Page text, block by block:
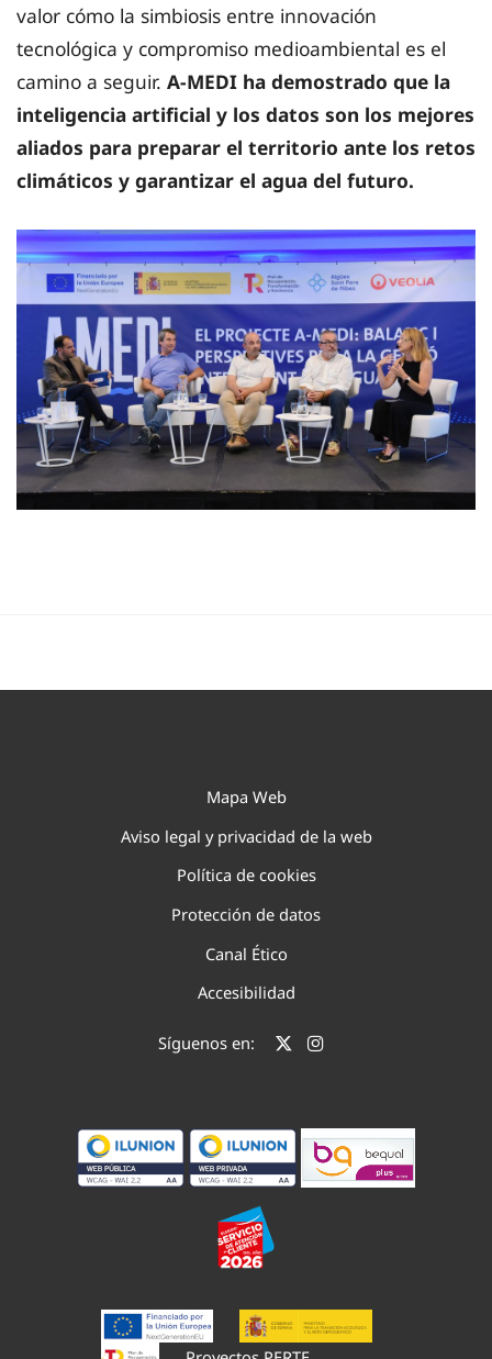
valor cómo la simbiosis entre innovación
tecnológica y compromiso medioambiental es el
camino a seguir. A-MEDI ha demostrado que la
inteligencia artificial y los datos son los mejores
aliados para preparar el territorio ante los retos
climáticos y garantizar el agua del futuro.
Mapa Web
Aviso legal y privacidad de la web
Política de cookies
Protección de datos
Canal Ético
Accesibilidad
Síguenos en: